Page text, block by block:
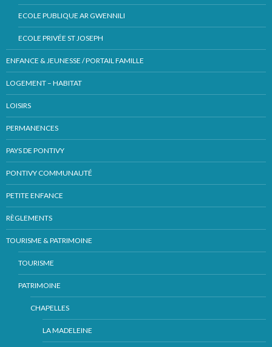
ECOLE PUBLIQUE AR GWENNILI
ECOLE PRIVÉE ST JOSEPH
ENFANCE & JEUNESSE / PORTAIL FAMILLE
LOGEMENT – HABITAT
LOISIRS
PERMANENCES
PAYS DE PONTIVY
PONTIVY COMMUNAUTÉ
PETITE ENFANCE
RÈGLEMENTS
TOURISME & PATRIMOINE
TOURISME
PATRIMOINE
CHAPELLES
LA MADELEINE